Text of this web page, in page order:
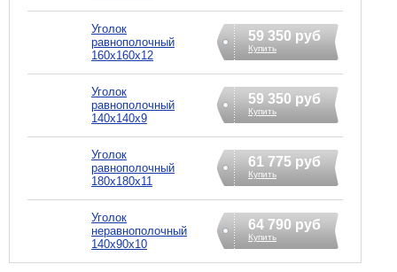
Уголок
равнополочный
160х160х12
59 350 руб
Купить
Уголок
равнополочный
140х140х9
59 350 руб
Купить
Уголок
равнополочный
180х180х11
61 775 руб
Купить
Уголок
неравнополочный
140х90х10
64 790 руб
Купить